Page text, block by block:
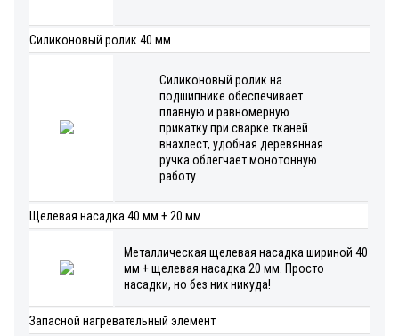
Силиконовый ролик 40 мм
Силиконовый ролик на
подшипнике обеспечивает
плавную и равномерную
прикатку при сварке тканей
внахлест, удобная деревянная
ручка облегчает монотонную
работу.
Щелевая насадка 40 мм + 20 мм
Металлическая щелевая насадка шириной 40
мм + щелевая насадка 20 мм. Просто
насадки, но без них никуда!
Запасной нагревательный элемент